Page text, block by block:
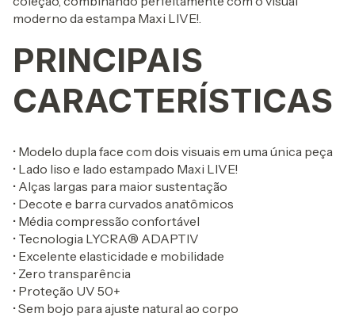
moderno da estampa Maxi LIVE!.
PRINCIPAIS
CARACTERÍSTICAS
• Modelo dupla face com dois visuais em uma única peça
• Lado liso e lado estampado Maxi LIVE!
• Alças largas para maior sustentação
• Decote e barra curvados anatômicos
• Média compressão confortável
• Tecnologia LYCRA® ADAPTIV
• Excelente elasticidade e mobilidade
• Zero transparência
• Proteção UV 50+
• Sem bojo para ajuste natural ao corpo